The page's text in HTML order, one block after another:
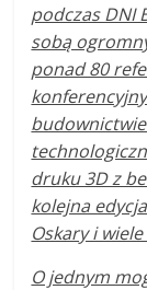
podczas DNI
sobą
ponad 80
druku 3D z
kolejna
Oskary i
O jednym